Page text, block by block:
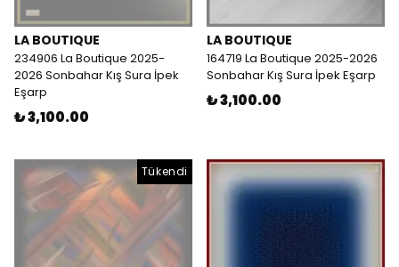
LA BOUTIQUE
234906 La Boutique 2025-
2026 Sonbahar Kış Sura İpek
Eşarp
₺ 3,100.00
LA BOUTIQUE
164719 La Boutique 2025-2026
Sonbahar Kış Sura İpek Eşarp
₺ 3,100.00
Tükendi